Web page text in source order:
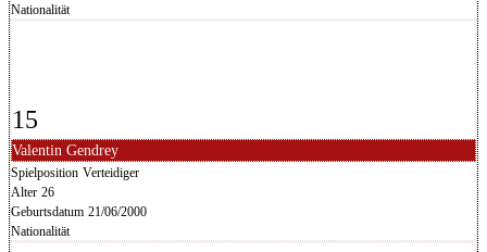
Nationalität
15
Valentin Gendrey
Spielposition Verteidiger
Alter 26
Geburtsdatum 21/06/2000
Nationalität